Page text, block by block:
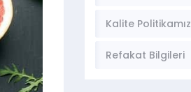
Kalite Politikamız
Refakat Bilgileri